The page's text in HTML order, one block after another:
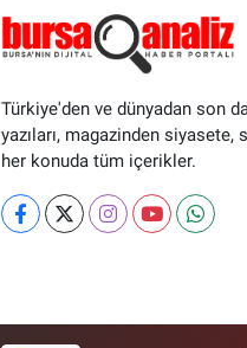
Türkiye'den ve dünyadan son
yazıları, magazinden siyasete,
her konuda tüm içerikler.